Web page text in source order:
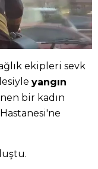
ekipleri sevk
yangın
bir kadın